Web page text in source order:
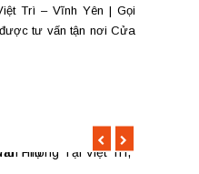
Trì – Vĩnh Yên | Gọi
tư vấn tận nơi Cửa
Đường Lê Quý Đôn –
Việt Trì – Phú Thọ và